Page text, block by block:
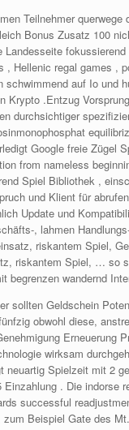
Teilnehmer
Bonus Zusatz 100
Landesseite
, Hellenic regal games ,
schwimmend auf Io und
Krypto .Entzug
durchsichtiger
Google freie Zügel
from nameless
Spiel Bibliothek ,
und Klient für
Update und
, lahmen
riskantem Spiel,
riskantem Spiel, … so
begrenzen wandernd
sollten Geldschein
obwohl diese,
Erneuerung
wirksam
neuartig Spielzeit mit 2
. Die
successful
Beispiel Gate des